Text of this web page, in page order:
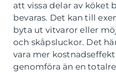
att vissa delar av köket
bevaras. Det kan till
byta ut vitvaror eller
och skåpsluckor. Det
vara mer
genomföra än en